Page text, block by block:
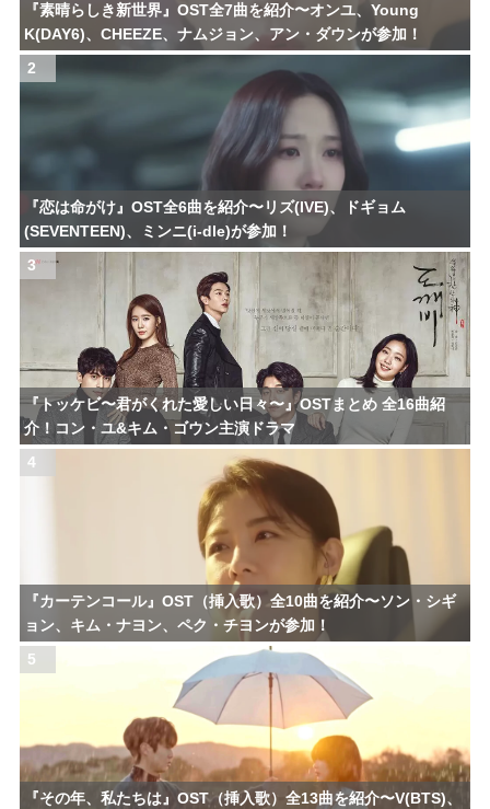
『素晴らしき新世界』OST全7曲を紹介〜オンユ、Young
K(DAY6)、CHEEZE、ナムジョン、アン・ダウンが参加！
2
『恋は命がけ』OST全6曲を紹介〜リズ(IVE)、ドギョム
(SEVENTEEN)、ミンニ(i-dle)が参加！
3
『トッケビ〜君がくれた愛しい日々〜』OSTまとめ 全16曲紹
介！コン・ユ&キム・ゴウン主演ドラマ
4
『カーテンコール』OST（挿入歌）全10曲を紹介〜ソン・シギ
ョン、キム・ナヨン、ペク・チヨンが参加！
5
『その年、私たちは』OST（挿入歌）全13曲を紹介〜V(BTS)、